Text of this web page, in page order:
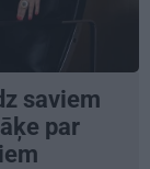
saviem
par